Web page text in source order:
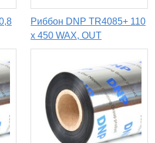
Риббон DNP TR4085+ 110
x 450 WAX, OUT